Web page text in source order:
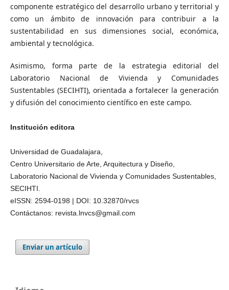
componente estratégico del desarrollo urbano y territorial y
como un ámbito de innovación para contribuir a la
sustentabilidad en sus dimensiones social, económica,
ambiental y tecnológica.
Asimismo, forma parte de la estrategia editorial del
Laboratorio Nacional de Vivienda y Comunidades
Sustentables (SECIHTI), orientada a fortalecer la generación
y difusión del conocimiento científico en este campo.
Institución editora
Universidad de Guadalajara,
Centro Universitario de Arte, Arquitectura y Diseño,
Laboratorio Nacional de Vivienda y Comunidades Sustentables,
SECIHTI.
eISSN: 2594-0198 | DOI: 10.32870/rvcs
Contáctanos: revista.lnvcs@gmail.com
Enviar un artículo